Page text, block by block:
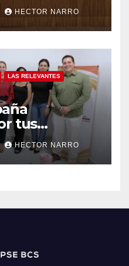
HECTOR NARRO
LAS RELEVANTES
tus
para
y
derechos
HECTOR NARRO